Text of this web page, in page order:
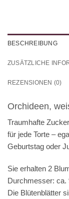
BESCHREIBUNG
ZUSÄTZLICHE
REZENSIONEN (0)
Orchideen,
Traumhafte
für jede Torte –
Geburtstag oder
Sie erhalten 2
Durchmesser: ca.
Die Blütenblätter